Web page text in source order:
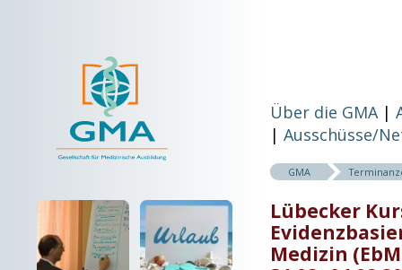
Über die GMA
Ausschüsse/
GMA
Lübecker
Medizin